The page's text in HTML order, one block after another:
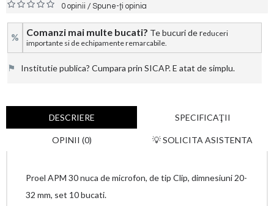
0 opinii /Spune-ţi opinia
% Comanzi mai multe bucati? Te bucuri de reduceri
importante si de echipamente remarcabile.
⚑ Institutie publica? Cumpara prin SICAP. E atat de simplu.
DESCRIERE SPECIFICAŢII
OPINII (0) 💡 SOLICITA ASISTENTA
Proel APM 30 nuca de microfon, de tip Clip, dimnesiuni 20-
32 mm, set 10 bucati.